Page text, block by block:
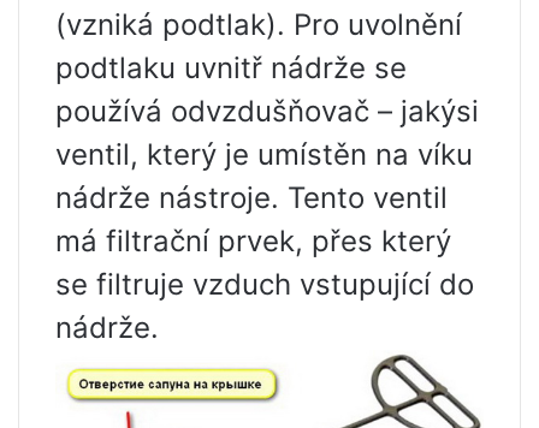
(vzniká podtlak). Pro uvolnění
podtlaku uvnitř nádrže se
používá odvzdušňovač – jakýsi
ventil, který je umístěn na víku
nádrže nástroje. Tento ventil
má filtrační prvek, přes který
se filtruje vzduch vstupující do
nádrže.